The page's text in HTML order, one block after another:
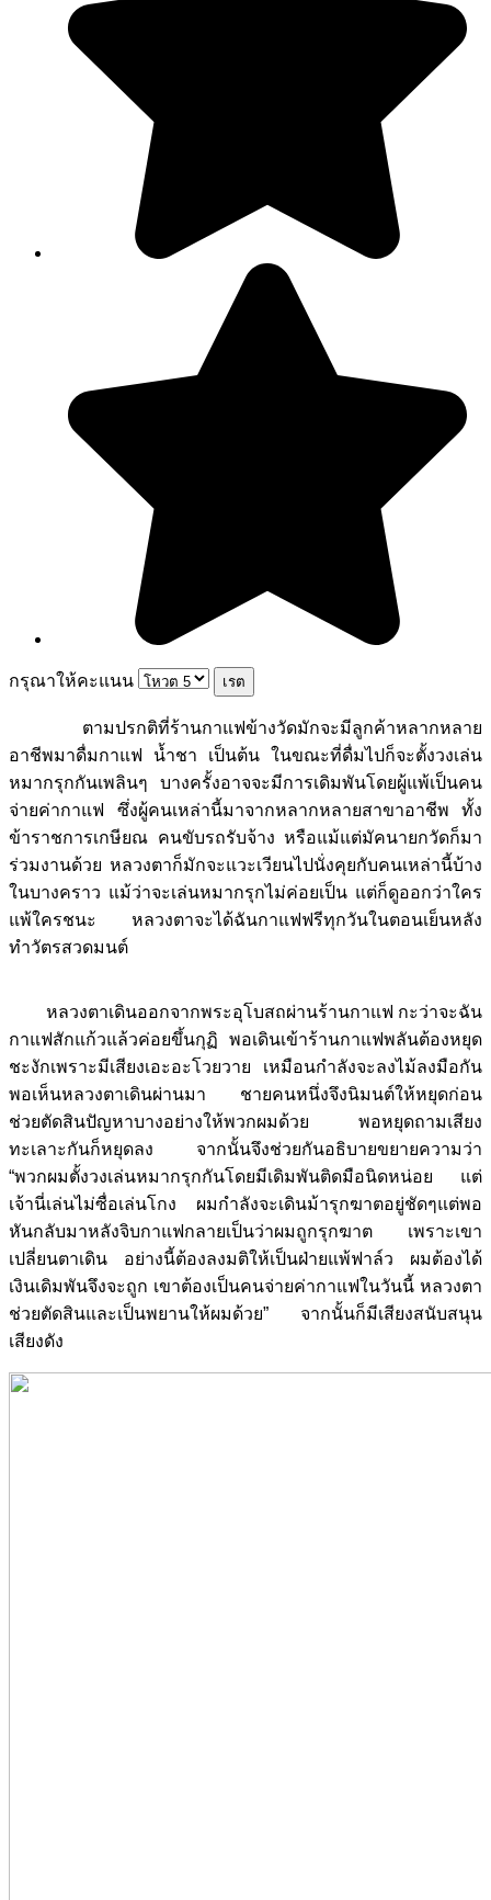
กรุณาให้คะแนน
ตามปรกติที่ร้านกาแฟข้างวัดมักจะมีลูกค้าหลากหลาย
อาชีพมาดื่มกาแฟ น้ำชา เป็นต้น ในขณะที่ดื่มไปก็จะตั้งวงเล่น
หมากรุกกันเพลินๆ บางครั้งอาจจะมีการเดิมพันโดยผู้แพ้เป็นคน
จ่ายค่ากาแฟ ซึ่งผู้คนเหล่านี้มาจากหลากหลายสาขาอาชีพ ทั้ง
ข้าราชการเกษียณ คนขับรถรับจ้าง หรือแม้แต่มัคนายกวัดก็มา
ร่วมงานด้วย หลวงตาก็มักจะแวะเวียนไปนั่งคุยกับคนเหล่านี้บ้าง
ในบางคราว แม้ว่าจะเล่นหมากรุกไม่ค่อยเป็น แต่ก็ดูออกว่าใคร
แพ้ใครชนะ หลวงตาจะได้ฉันกาแฟฟรีทุกวันในตอนเย็นหลัง
ทำวัตรสวดมนต์
หลวงตาเดินออกจากพระอุโบสถผ่านร้านกาแฟ กะว่าจะฉัน
กาแฟสักแก้วแล้วค่อยขึ้นกุฏิ พอเดินเข้าร้านกาแฟพลันต้องหยุด
ชะงักเพราะมีเสียงเอะอะโวยวาย เหมือนกำลังจะลงไม้ลงมือกัน
พอเห็นหลวงตาเดินผ่านมา ชายคนหนึ่งจึงนิมนต์ให้หยุดก่อน
ช่วยตัดสินปัญหาบางอย่างให้พวกผมด้วย พอหยุดถามเสียง
ทะเลาะกันก็หยุดลง จากนั้นจึงช่วยกันอธิบายขยายความว่า
“พวกผมตั้งวงเล่นหมากรุกกันโดยมีเดิมพันติดมือนิดหน่อย แต่
เจ้านี่เล่นไม่ซื่อเล่นโกง ผมกำลังจะเดินม้ารุกฆาตอยู่ชัดๆแต่พอ
หันกลับมาหลังจิบกาแฟกลายเป็นว่าผมถูกรุกฆาต เพราะเขา
เปลี่ยนตาเดิน อย่างนี้ต้องลงมติให้เป็นฝ่ายแพ้ฟาล์ว ผมต้องได้
เงินเดิมพันจึงจะถูก เขาต้องเป็นคนจ่ายค่ากาแฟในวันนี้ หลวงตา
ช่วยตัดสินและเป็นพยานให้ผมด้วย” จากนั้นก็มีเสียงสนับสนุน
เสียงดัง